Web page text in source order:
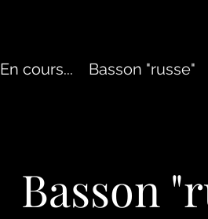
En cours... Basson "russe"
Basson